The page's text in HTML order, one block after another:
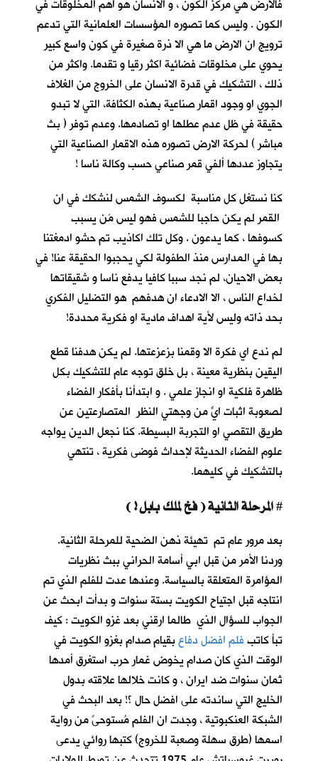
فالأرض هي مركز الكون ، و الانسان هو اهم المخلوقات في
الكون . وليس كما تصوره المؤسسات العلمانية التي تدعم
ترويج ان الارض ما هي الا ذرة صغيرة في كون واسع كبير
يحوي على مخلوقات فضائية اكثر رقيا و تقدما. واكثر من
ذلك ، التشكيك في قدرة الانسان على الخروج من الغلاف
الجوي او وجود اقمار صناعية بهذه الكثافة، التي لا تبدو
حقيقة في ظل عدم عطلها او تصادمها. وعدم توفر ( بث
مباشر ) لحركة الارض تصوره هذه الاقمار الصناعية التي
يتجاوز عددها ألفي قمر صناعي حسب وكالة ناسا !
كنا نستغل كل مناسبة لكسوف الشمس لنشكك في ان
القمر لم يكن حاجبا للشمس فهو ليس مَن يسبب
كسوفها ، كما يدعون . وكل تلك اكاذيب تم حشو ادمغتنا
بها في المدارس منذ الطفولة لكي يحجبوا الحقيقة عنا! في
بعض الاحيان، لم نجد سببا كافيا يدفع ناسا و شقيقاتها
لخداع الناس ، الا الادعاء ان هدفهم هو التضليل الفكري
بحد ذاته وليس لأية اهداف مادية او فكرية محددة!
لم ندع اي فكرة الا وقمنا بزعزعتها. لم يكن هدفنا قطع
اليقين بنظرية معينة ، بل خلق توجه عام للتشكيك بكل
ظاهرة فلكية او انجاز علمي . و ابتدأنا بأفكار الفضاء
لصعوبة اثبات ايٍّ من وجهتي النظر المتصارعتين عن
طريق التقصي او التجربة البسيطة. كنا نجعل الدين يواجه
علوم الفضاء الحديثة لإحداث فوضى فكرية ، تنتهي
بالتشكيك في كليهما.
#
بعد مرور عام تم تهيئة ذهن الضحية للمرحلة الثانية.
وردنا الأمر من قبل ابي أسامة الحراني ببث نظريات
المؤامرة المتعلقة بالسياسة. وعندها عدت للفلم الذي تم
انتاجه قبل اجتياح الكويت بستة سنوات و بدأت ابحث عن
الجواب للسؤال الذي طالما ارقني بعد غزو الكويت : كيف
تبأ كاتبفلم افضل دفاعبقيام صدام بغزو الكويت في
الوقت الذي كان صدام يخوض غمار حرب استغرق أمدها
ثمان سنوات ضد ايران ، و كانت خلالها علاقته بدول
الخليج التي ساندته على افضل حال ؟! بعد البحث في
الشبكة العنكبوتية ، وجدت ان الفلم مُستوحىً من رواية
اسمها (طرق سهلة وصعبة للخروج) كتبها روائي يدعى